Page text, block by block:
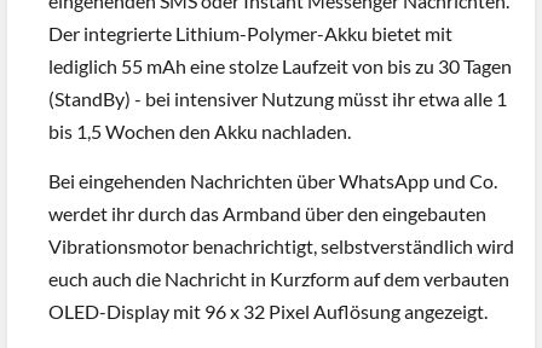
Der integrierte Lithium-Polymer-Akku bietet mit
lediglich 55 mAh eine stolze Laufzeit von bis zu 30 Tagen
(StandBy) - bei intensiver Nutzung müsst ihr etwa alle 1
bis 1,5 Wochen den Akku nachladen.
Bei eingehenden Nachrichten über WhatsApp und Co.
werdet ihr durch das Armband über den eingebauten
Vibrationsmotor benachrichtigt, selbstverständlich wird
euch auch die Nachricht in Kurzform auf dem verbauten
OLED-Display mit 96 x 32 Pixel Auflösung angezeigt.